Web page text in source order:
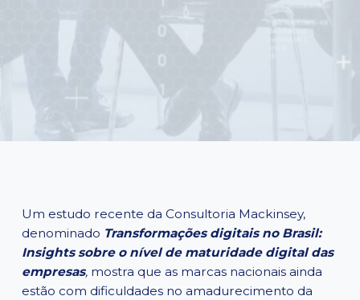
Um estudo recente da Consultoria Mackinsey,
denominado Transformações digitais no Brasil:
Insights sobre o nível de maturidade digital das
empresas,mostra que as marcas nacionais ainda
estão com dificuldades no amadurecimento da